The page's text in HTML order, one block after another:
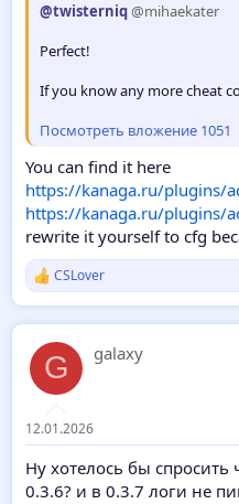
@twisterniq@mihaekater
Perfect!
If you know any more cheat
Посмотреть вложение 1051
You can find it here
https://kanaga.ru/plugins/
https://kanaga.ru/plugins/
rewrite it yourself to cfg
Р
ц
и
CSLover
G galaxy
12.01.2026
Ну хотелось бы спросить
0.3.6? и в 0.3.7 логи не